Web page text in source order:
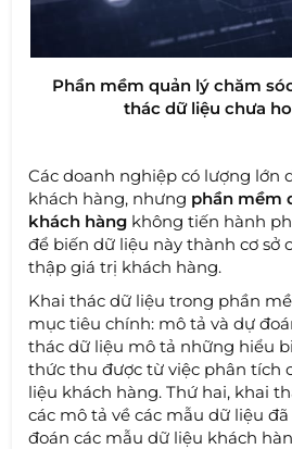
Phần mềm quản lý chăm
thác dữ liệu chưa
Các doanh nghiệp có lượng lớn
khách hàng, nhưng phần mềm
khách hàng không tiến hành
để biến dữ liệu này thành cơ sở
thập giá trị khách hàng.
Khai thác dữ liệu trong phần
mục tiêu chính: mô tả và dự
thác dữ liệu mô tả những hiểu
thức thu được từ việc phân tích
liệu khách hàng. Thứ hai, khai
các mô tả về các mẫu dữ liệu
đoán các mẫu dữ liệu khách